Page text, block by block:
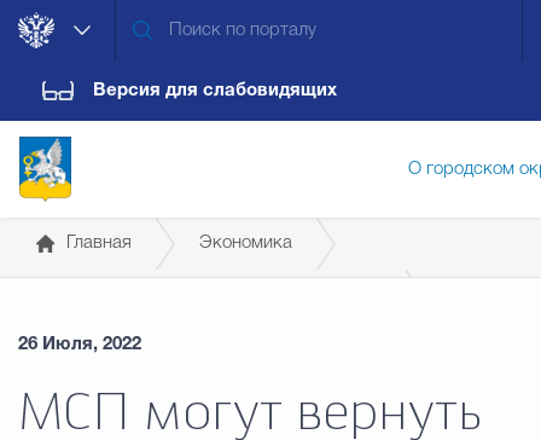
Версия для слабовидящих
О городском
Главная Экономика
26 Июля, 2022
МСП могут вернуть